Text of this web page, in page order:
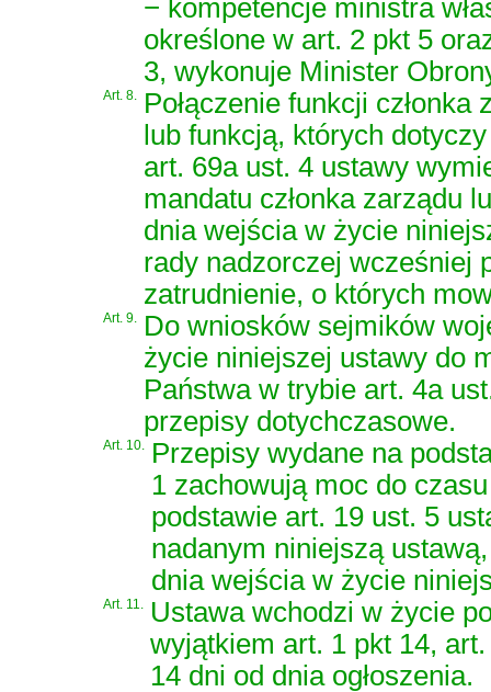
− kompetencje ministra
określone w art. 2 pkt 5
3, wykonuje Minister
Art. 8.
Połączenie funkcji
lub funkcją, których
art. 69a ust. 4 ustawy
mandatu członka zarządu
dnia wejścia w życie
rady nadzorczej wcześniej
zatrudnienie, o których
Art. 9.
Do wniosków sejmików
życie niniejszej ustawy do
Państwa w trybie art. 4a
przepisy dotychczasowe.
Art. 10.
Przepisy wydane na
1 zachowują moc do
podstawie art. 19 ust. 5
nadanym niniejszą
dnia wejścia w życie
Art. 11.
Ustawa wchodzi w życie
wyjątkiem art. 1 pkt 14,
14 dni od dnia ogłoszenia.